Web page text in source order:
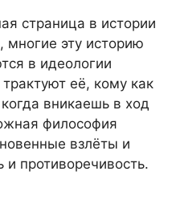
страница в истории
многие эту историю
в идеологии
её, кому как
вникаешь в ход
философия
взлёты и
и противоречивость.